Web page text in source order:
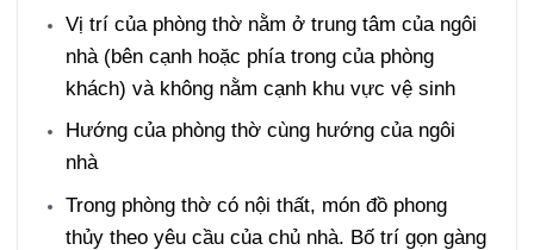
Vị trí của phòng thờ nằm ở trung tâm của ngôi
nhà (bên cạnh hoặc phía trong của phòng
khách) và không nằm cạnh khu vực vệ sinh
Hướng của phòng thờ cùng hướng của ngôi
nhà
Trong phòng thờ có nội thất, món đồ phong
thủy theo yêu cầu của chủ nhà. Bố trí gọn gàng